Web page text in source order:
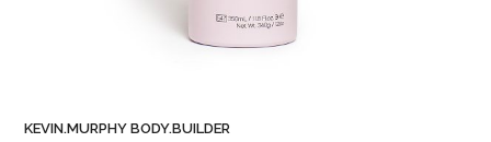
KEVIN.MURPHY BODY.BUILDER